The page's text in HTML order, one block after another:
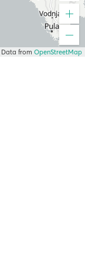
Data from OpenStreetMap